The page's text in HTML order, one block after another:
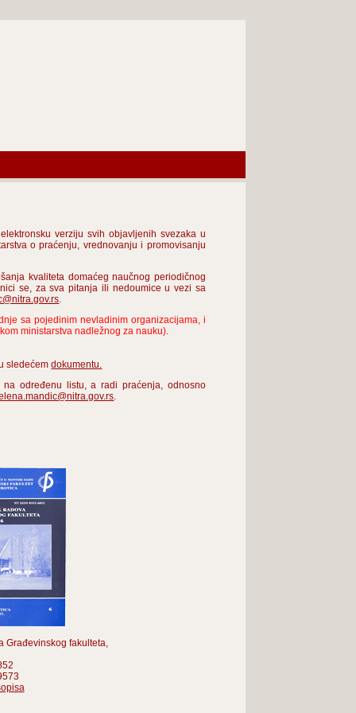
verziju svih objavljenih svezaka u
o praćenju, vrednovanju i promovisanju
kvaliteta domaćeg naučnog periodičnog
se, za sva pitanja ili nedoumice u vezi sa
.
sa pojedinim nevladinim organizacijama, i
ministarstva nadležnog za nauku).
sledećemdokumentu.
određenu listu, a radi praćenja, odnosno
.
Građevinskog fakulteta,